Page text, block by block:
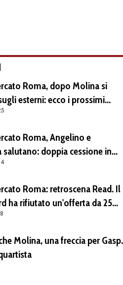
Roma, dopo Molina si
esterni: ecco i prossimi
Roma, Angelino e
salutano: doppia cessione in
Roma: retroscena Read. Il
ha rifiutato un'offerta da 25
più 4 di bonus
Molina, una freccia per Gasp.